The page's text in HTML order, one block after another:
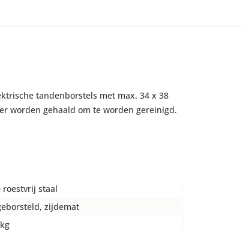
tandenborstels met max. 34 x 38
worden gehaald om te worden gereinigd.
roestvrij staal
zijdemat